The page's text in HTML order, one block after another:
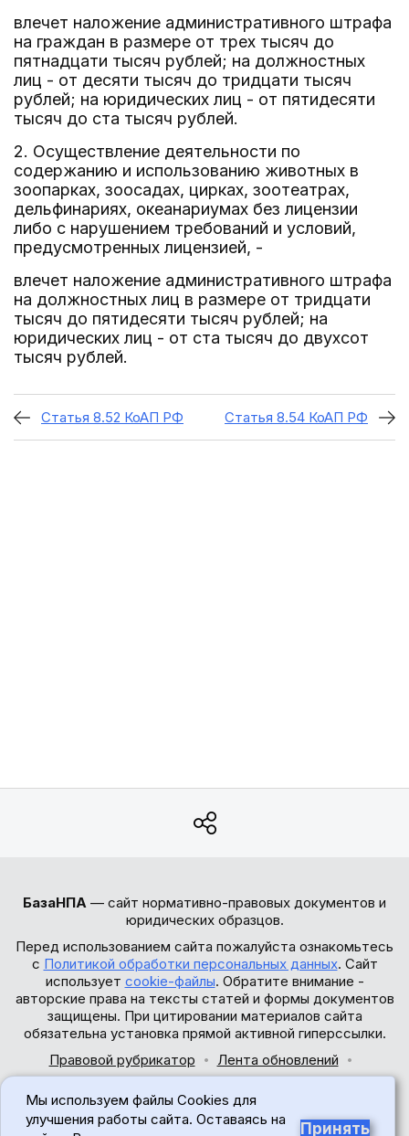
влечет наложение административного штрафа
на граждан в размере от трех тысяч до
пятнадцати тысяч рублей; на должностных
лиц - от десяти тысяч до тридцати тысяч
рублей; на юридических лиц - от пятидесяти
тысяч до ста тысяч рублей.
2. Осуществление деятельности по
содержанию и использованию животных в
зоопарках, зоосадах, цирках, зоотеатрах,
дельфинариях, океанариумах без лицензии
либо с нарушением требований и условий,
предусмотренных лицензией, -
влечет наложение административного штрафа
на должностных лиц в размере от тридцати
тысяч до пятидесяти тысяч рублей; на
юридических лиц - от ста тысяч до двухсот
тысяч рублей.
Статья 8.52 КоАП РФ Статья 8.54 КоАП РФ
БазаНПА — сайт нормативно-правовых документов и
юридических образцов.
Перед использованием сайта пожалуйста ознакомьтесь
с Политикой обработки персональных данных. Сайт
использует cookie-файлы. Обратите внимание -
авторские права на тексты статей и формы документов
защищены. При цитировании материалов сайта
обязательна установка прямой активной гиперссылки.
Правовой рубрикатор
Лента обновлений
© 2017-2026
Мы используем файлы Cookies для
улучшения работы сайта. Оставаясь на
Принять